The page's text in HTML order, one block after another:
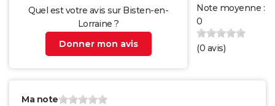
Quel est votre avis sur Bisten-en-
Lorraine ?
Donner mon avis
Note moyenne :
0
(0 avis)
Ma note